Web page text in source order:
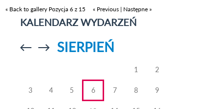
« Back to gallery Pozycja 6 z 15 « Previous | Następne »
KALENDARZ WYDARZEŃ
Przejdź doPrzejdź do
SIERPIEŃ
1 2
3 4 5 6 7 8 9